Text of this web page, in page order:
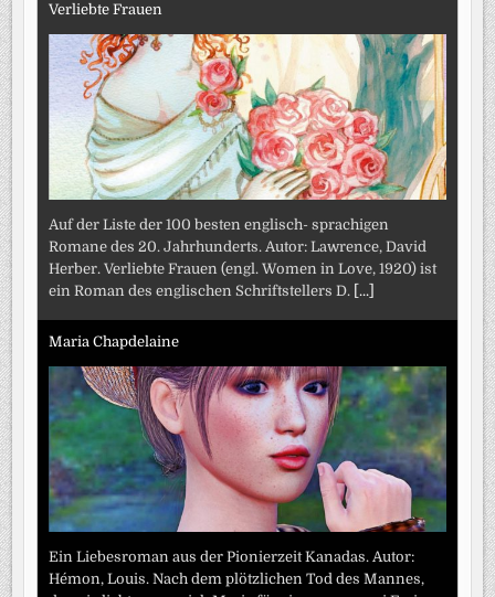
Verliebte Frauen
Auf der Liste der 100 besten englisch- sprachigen
Romane des 20. Jahrhunderts. Autor: Lawrence, David
Herber. Verliebte Frauen (engl. Women in Love, 1920) ist
ein Roman des englischen Schriftstellers D.
[...]
Maria Chapdelaine
Ein Liebesroman aus der Pionierzeit Kanadas. Autor:
Hémon, Louis. Nach dem plötzlichen Tod des Mannes,